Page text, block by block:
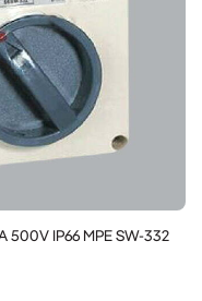
500V IP66 MPE SW-332